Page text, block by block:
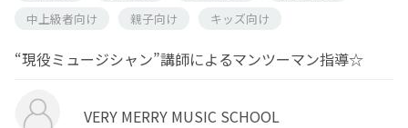
中上級者向け
親子向け キッズ向け
“現役ミュージシャン”講師によるマンツーマン指導☆
VERY MERRY MUSIC SCHOOL